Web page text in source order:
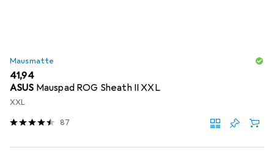
Mausmatte
EUR
41,94
ASUS Mauspad ROG Sheath II XXL
XXL
87